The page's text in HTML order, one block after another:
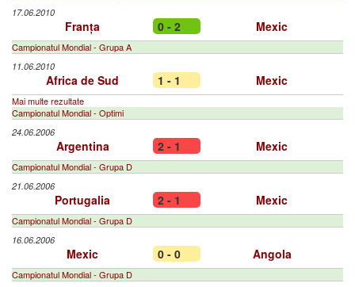
17.06.2010
Franța 0 - 2 Mexic
Campionatul Mondial - Grupa A
11.06.2010
Africa de Sud 1 - 1 Mexic
Mai multe rezultate
Campionatul Mondial - Optimi
24.06.2006
Argentina 2 - 1 Mexic
Campionatul Mondial - Grupa D
21.06.2006
Portugalia 2 - 1 Mexic
Campionatul Mondial - Grupa D
16.06.2006
Mexic 0 - 0 Angola
Campionatul Mondial - Grupa D